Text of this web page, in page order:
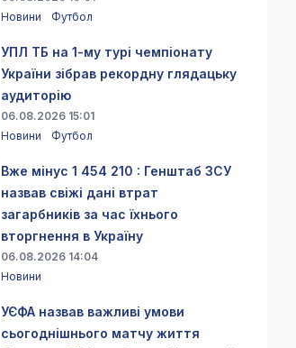
Новини
Футбол
УПЛ ТБ на 1-му турі чемпіонату
України зібрав рекордну глядацьку
аудиторію
06.08.2026 15:01
Новини
Футбол
Вже мінус 1 454 210 : Генштаб ЗСУ
назвав свіжі дані втрат
загарбників за час їхнього
вторгнення в Україну
06.08.2026 14:04
Новини
УЄФА назвав важливі умови
сьогоднішнього матчу життя